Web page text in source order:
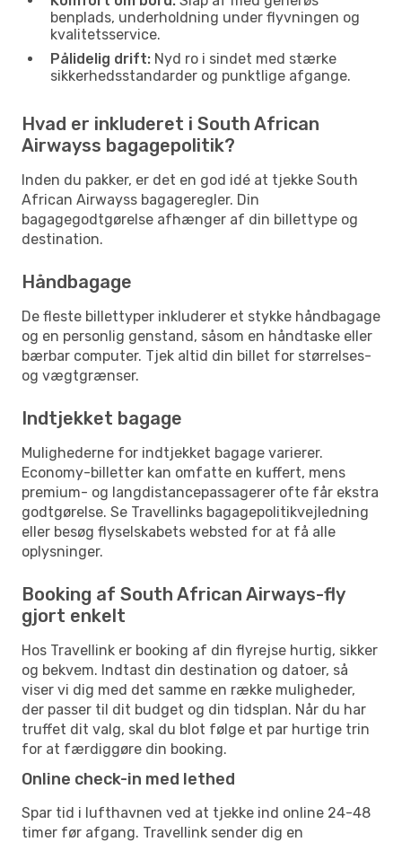
benplads, underholdning under flyvningen og
kvalitetsservice.
Pålidelig drift: Nyd ro i sindet med stærke
sikkerhedsstandarder og punktlige afgange.
Hvad er inkluderet i South African
Airwayss bagagepolitik?
Inden du pakker, er det en god idé at tjekke South
African Airwayss bagageregler. Din
bagagegodtgørelse afhænger af din billettype og
destination.
Håndbagage
De fleste billettyper inkluderer et stykke håndbagage
og en personlig genstand, såsom en håndtaske eller
bærbar computer. Tjek altid din billet for størrelses-
og vægtgrænser.
Indtjekket bagage
Mulighederne for indtjekket bagage varierer.
Economy-billetter kan omfatte en kuffert, mens
premium- og langdistancepassagerer ofte får ekstra
godtgørelse. Se Travellinks bagagepolitikvejledning
eller besøg flyselskabets websted for at få alle
oplysninger.
Booking af South African Airways-fly
gjort enkelt
Hos Travellink er booking af din flyrejse hurtig, sikker
og bekvem. Indtast din destination og datoer, så
viser vi dig med det samme en række muligheder,
der passer til dit budget og din tidsplan. Når du har
truffet dit valg, skal du blot følge et par hurtige trin
for at færdiggøre din booking.
Online check-in med lethed
Spar tid i lufthavnen ved at tjekke ind online 24-48
timer før afgang. Travellink sender dig en